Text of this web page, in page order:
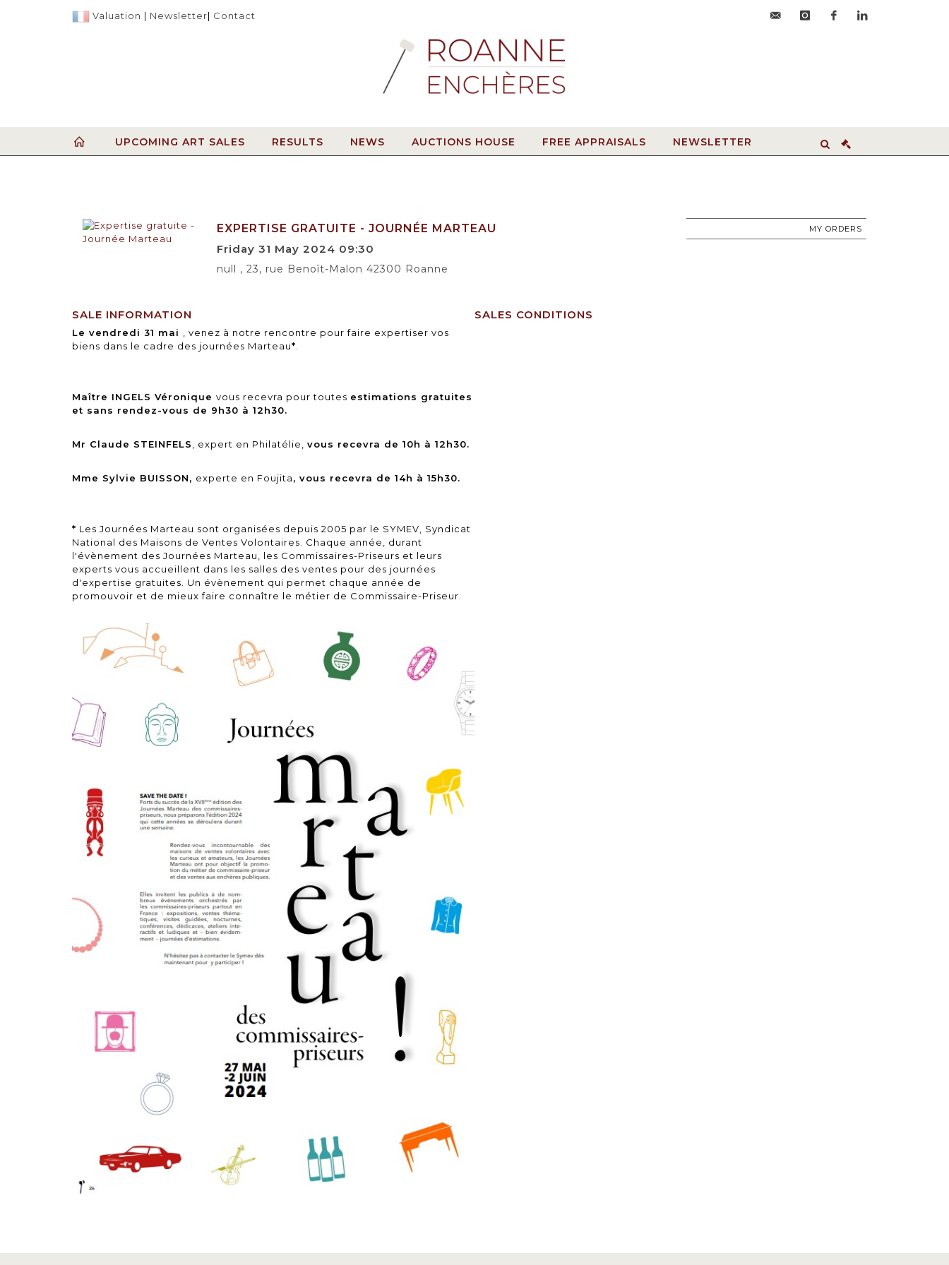
Valuation | Newsletter| Contact
UPCOMING ART SALES RESULTS NEWS AUCTIONS HOUSE FREE APPRAISALS NEWSLETTER
EXPERTISE GRATUITE - JOURNÉE MARTEAU
Friday 31 May 2024 09:30
null , 23, rue Benoît-Malon 42300 Roanne
MY ORDERS
SALE INFORMATION
Le vendredi 31 mai
, venez à notre rencontre pour faire expertiser vos
biens dans le cadre des journées Marteau*
Maître INGELS Véronique vous recevra pour toutes estimations gratuites
et sans rendez-vous de 9h30 à 12h30.
Mr Claude STEINFELS , expert en Philatélie, vous recevra de 10h à 12h30.
Mme Sylvie BUISSON, experte en Foujita, vous recevra de 14h à 15h30.
* Les Journées Marteau sont organisées depuis 2005 par le SYMEV, Syndicat
National des Maisons de Ventes Volontaires. Chaque année, durant
l'évènement des Journées Marteau, les Commissaires-Priseurs et leurs
experts vous accueillent dans les salles des ventes pour des journées
d'expertise gratuites. Un évènement qui permet chaque année de
promouvoir et de mieux faire connaître le métier de Commissaire-Priseur.
SALES CONDITIONS